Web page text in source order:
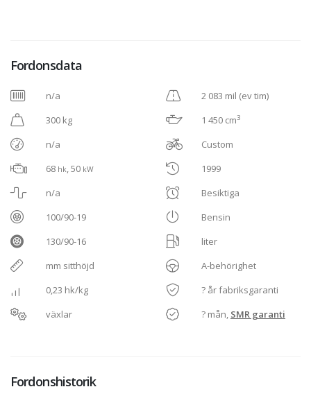
Fordonsdata
n/a
300 kg
n/a
68 hk, 50 kW
n/a
100/90-19
130/90-16
mm sitthöjd
0,23 hk/kg
växlar
2 083 mil (ev tim)
1 450 cm3
Custom
1999
Besiktiga
Bensin
liter
A-behörighet
? år fabriksgaranti
? mån, SMR garanti
Fordonshistorik